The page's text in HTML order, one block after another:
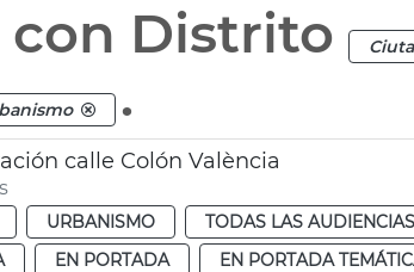
Distrito
.
calle Colón València
URBANISMO TODAS LAS AUDIENCIAS
EN PORTADA EN PORTADA